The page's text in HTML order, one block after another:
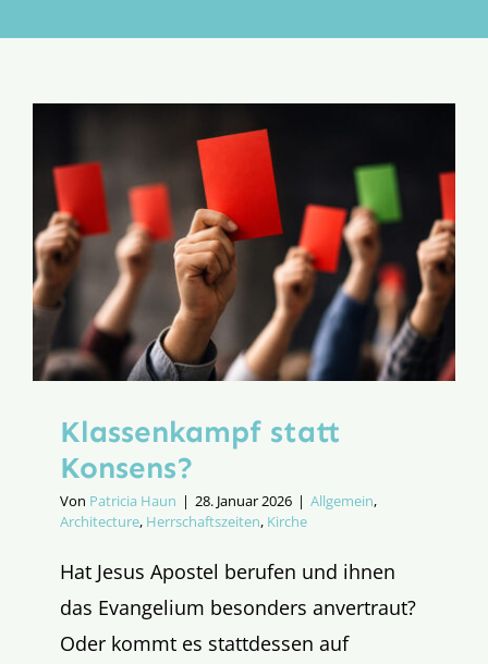
Aktion
Klassenkampf statt
Konsens?
Von Patricia Haun | 28. Januar 2026 | Allgemein,
Architecture, Herrschaftszeiten, Kirche
Hat Jesus Apostel berufen und ihnen
das Evangelium besonders anvertraut?
Oder kommt es stattdessen auf